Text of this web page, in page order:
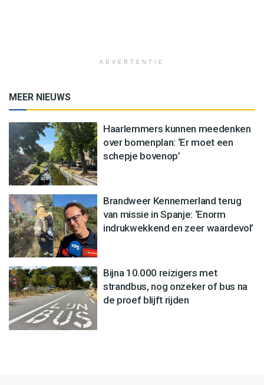
ADVERTENTIE
MEER NIEUWS
Haarlemmers kunnen meedenken
over bomenplan: ‘Er moet een
schepje bovenop’
Brandweer Kennemerland terug
van missie in Spanje: ‘Enorm
indrukwekkend en zeer waardevol’
Bijna 10.000 reizigers met
strandbus, nog onzeker of bus na
de proef blijft rijden